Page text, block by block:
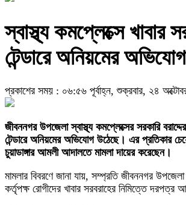
স্বাস্থ্য কমপ্লেক্সে খাবার
টেন্ডারে অনিয়মের অভিযোগ
প্রকাশের সময় : ০৬:৫৬ পূর্বাহ্ন, শুক্রবার, ২৪
জীবননগর উপজেলা স্বাস্থ্য কমপ্লেক্সের সরকারি
টেন্ডারে অনিয়মের অভিযোগ উঠেছে। এর প্রতিকার
চুয়াডাঙ্গার আমলী আদালতে মামলা দায়ের করেছেন।
মামলার বিবরণে জানা যায়, সম্প্রতি জীবননগর
কর্তৃপক্ষ রোগীদের খাবার সরবরাহের নিমিত্তে দরপত্র